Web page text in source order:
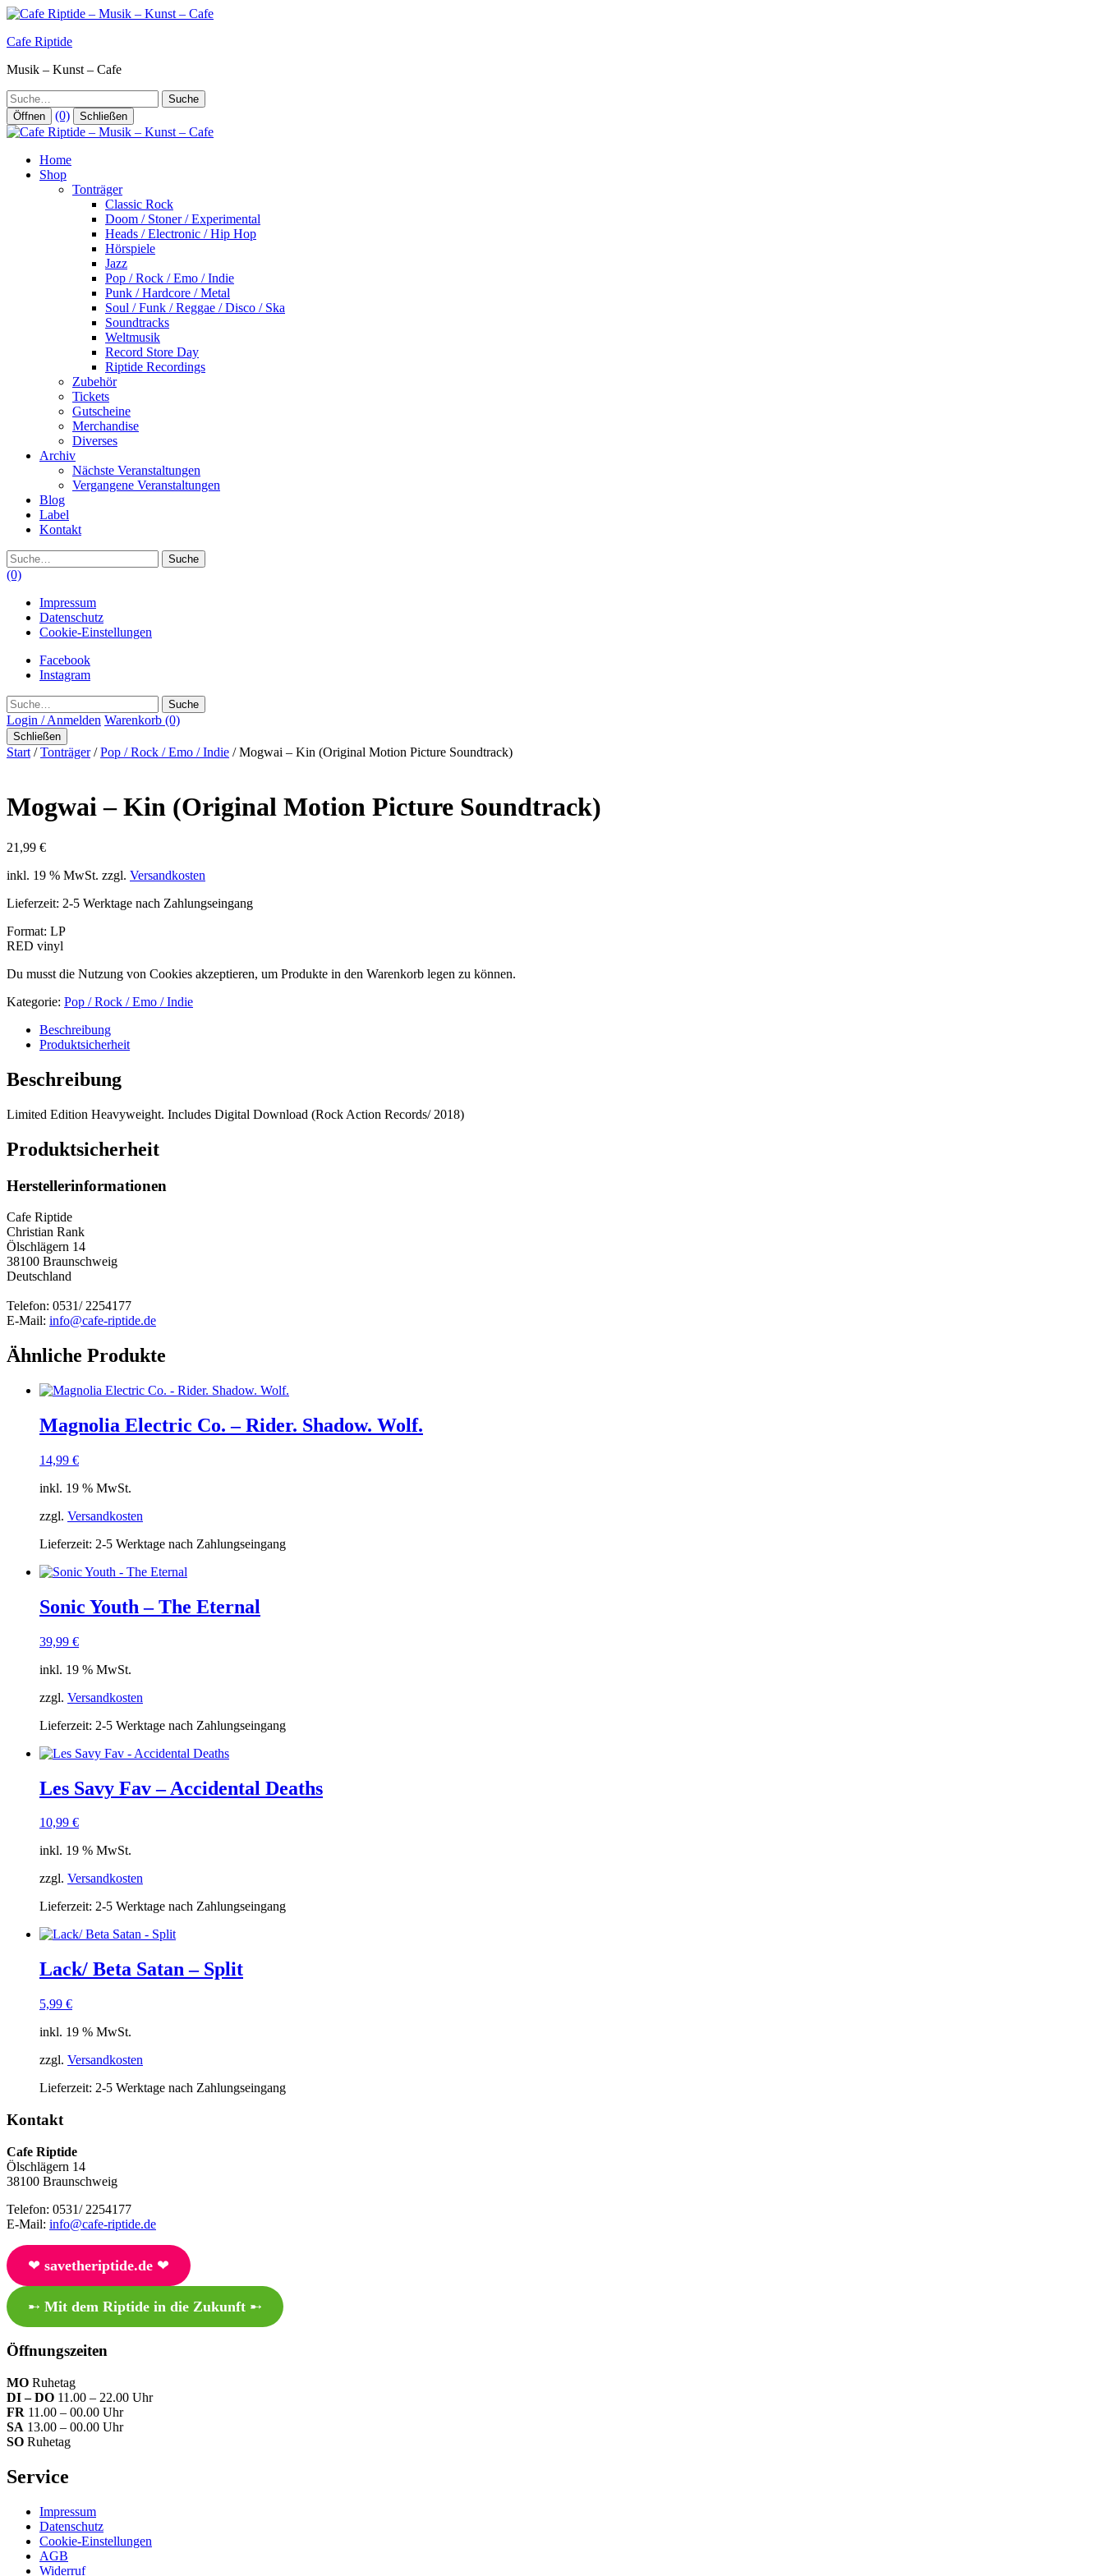
Zum
springen
Cafe Riptide
Musik – Kunst – Cafe
Suche
Öffnen (0) Schließen
Home
Shop
Tonträger
Classic Rock
Doom / Stoner / Experimental
Heads / Electronic / Hip Hop
Hörspiele
Jazz
Pop / Rock / Emo / Indie
Punk / Hardcore / Metal
Soul / Funk / Reggae / Disco / Ska
Soundtracks
Weltmusik
Record Store Day
Riptide Recordings
Zubehör
Tickets
Gutscheine
Merchandise
Diverses
Archiv
Nächste Veranstaltungen
Vergangene Veranstaltungen
Blog
Label
Kontakt
Suche
(0)
Impressum
Datenschutz
Cookie-Einstellungen
Facebook
Instagram
Suche
Login / Anmelden Warenkorb (0)
Schließen
Start /Tonträger/Pop / Rock / Emo / Indie / Mogwai – Kin (Original Motion Picture Soundtrack)
Mogwai – Kin (Original Motion Picture Soundtrack)
21,99 €
inkl. 19 % MwSt. zzgl. Versandkosten
Lieferzeit: 2-5 Werktage nach Zahlungseingang
Format: LP
RED vinyl
Du musst die Nutzung von Cookies akzeptieren, um Produkte in den Warenkorb legen zu können.
Kategorie: Pop / Rock / Emo / Indie
Beschreibung
Produktsicherheit
Beschreibung
Limited Edition Heavyweight. Includes Digital Download (Rock Action Records/ 2018)
Produktsicherheit
Herstellerinformationen
Cafe Riptide
Christian Rank
Ölschlägern 14
38100 Braunschweig
Deutschland
Telefon: 0531/ 2254177
E-Mail: info@cafe-riptide.de
Ähnliche Produkte
Magnolia Electric Co. – Rider. Shadow. Wolf.
14,99 €
inkl. 19 % MwSt.
zzgl. Versandkosten
Lieferzeit: 2-5 Werktage nach Zahlungseingang
Sonic Youth – The Eternal
39,99 €
inkl. 19 % MwSt.
zzgl. Versandkosten
Lieferzeit: 2-5 Werktage nach Zahlungseingang
Les Savy Fav – Accidental Deaths
10,99 €
inkl. 19 % MwSt.
zzgl. Versandkosten
Lieferzeit: 2-5 Werktage nach Zahlungseingang
Lack/ Beta Satan – Split
5,99 €
inkl. 19 % MwSt.
zzgl. Versandkosten
Lieferzeit: 2-5 Werktage nach Zahlungseingang
Kontakt
Cafe Riptide
Ölschlägern 14
38100 Braunschweig
Telefon: 0531/ 2254177
E-Mail: info@cafe-riptide.de
❤︎ savetheriptide.de❤︎
➸ Mit dem Riptide in die Zukunft➸
Öffnungszeiten
MO Ruhetag
DI – DO 11.00 – 22.00 Uhr
FR 11.00 – 00.00 Uhr
SA 13.00 – 00.00 Uhr
SO Ruhetag
Service
Impressum
Datenschutz
Cookie-Einstellungen
AGB
Widerruf